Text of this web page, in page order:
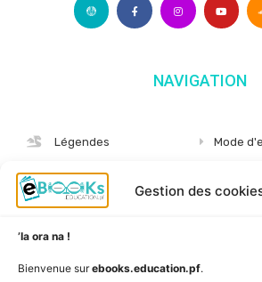
Gestion des
’Ia ora na !
Bienvenue surebooks.education.pf.
NAVIGATION
Légendes
Albums
Langues
Niveaux
AudioBooks
Mode